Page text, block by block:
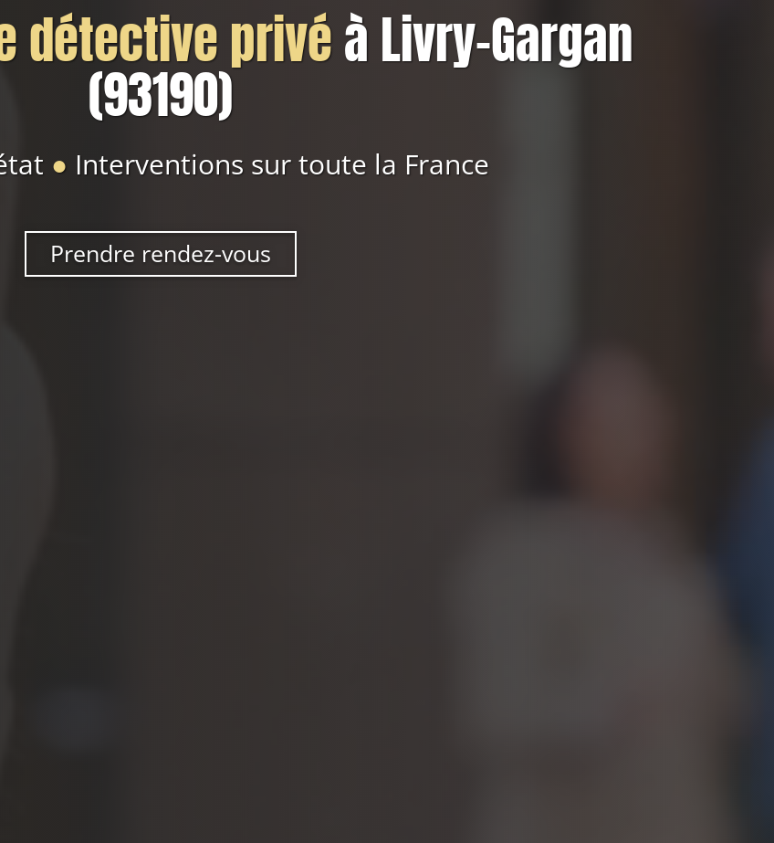
détective privéà Livry-Gargan
(93190)
● Interventions sur toute la France
Prendre rendez-vous